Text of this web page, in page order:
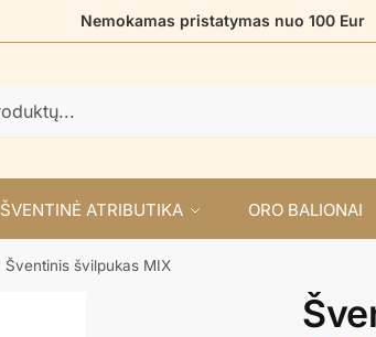
Nemokamas pristatymas nuo 100 Eur
ŠVENTINĖ ATRIBUTIKA ORO BALIONAI
Šventinis švilpukas MIX